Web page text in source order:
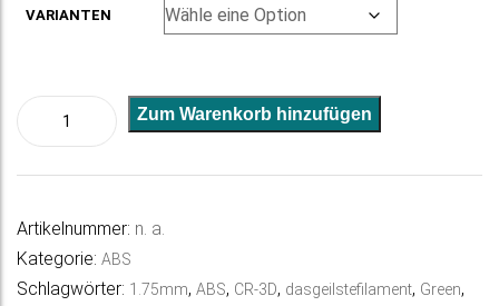
VARIANTEN
ABS
Magic
Green
Zum Warenkorb hinzufügen
t
a
Artikelnummer: n. a.
Kategorie: ABS
Schlagwörter: 1.75mm, ABS, CR-3D, dasgeilstefilament, Green,